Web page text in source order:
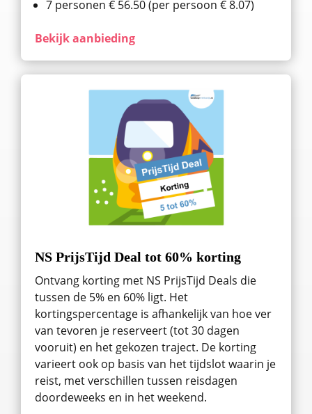
7 personen € 56.50 (per persoon € 8.07)
Bekijk aanbieding
NS PrijsTijd Deal tot 60% korting
Ontvang korting met NS PrijsTijd Deals die
tussen de 5% en 60% ligt. Het
kortingspercentage is afhankelijk van hoe ver
van tevoren je reserveert (tot 30 dagen
vooruit) en het gekozen traject. De korting
varieert ook op basis van het tijdslot waarin je
reist, met verschillen tussen reisdagen
doordeweeks en in het weekend.